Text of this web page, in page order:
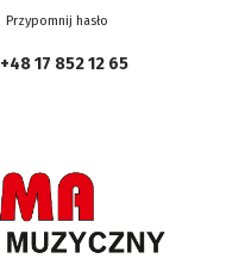
Przypomnij hasło
+48 17 852 12 65